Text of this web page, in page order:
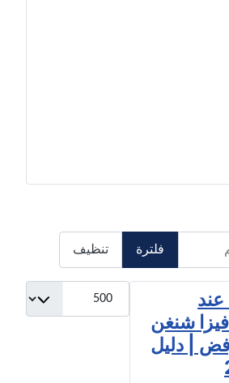
فلترة تنظيف
عدد الإظهارات:
شنغن
| دليل